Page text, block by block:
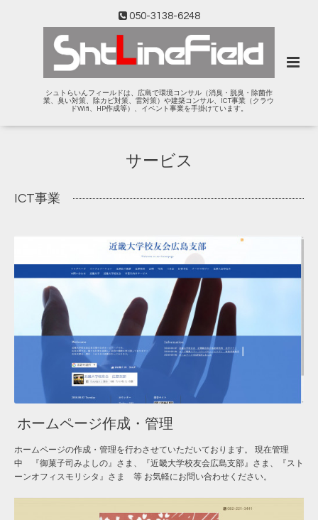
050-3138-6248
シュトらいんフィールドは、広島で環境コンサル（消臭・脱臭・除菌作
業、臭い対策、除カビ対策、雷対策）や建築コンサル、ICT事業（クラウ
ドWifi、HP作成等）、イベント事業を手掛けています。
サービス
ICT事業
ホームページ作成・管理
ホームページの作成・管理を行わさせていただいております。 現在管理
中 『御菓子司みよしの』さま、『近畿大学校友会広島支部』さま、『スト
ーンオフィスモリシタ』さま 等 お気軽にお問い合わせください。